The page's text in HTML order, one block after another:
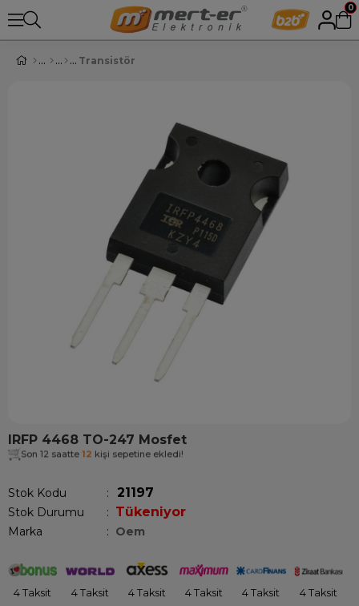
0
Transistör
IRFP 4468 TO-247 Mosfet
Son 12 saatte 12 kişi sepetine ekledi!
Stok Kodu 21197
Stok Durumu : Tükeniyor
Marka : Oem
4 Taksit 4 Taksit 4 Taksit 4 Taksit 4 Taksit 4 Taksit